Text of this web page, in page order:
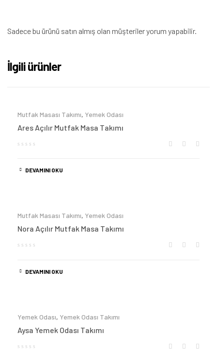
Sadece bu ürünü satın almış olan müşteriler yorum yapabilir.
İlgili ürünler
Mutfak Masası Takımı, Yemek Odası
Ares Açılır Mutfak Masa Takımı
DEVAMINI OKU
Mutfak Masası Takımı, Yemek Odası
Nora Açılır Mutfak Masa Takımı
DEVAMINI OKU
Yemek Odası, Yemek Odası Takımı
Aysa Yemek Odası Takımı